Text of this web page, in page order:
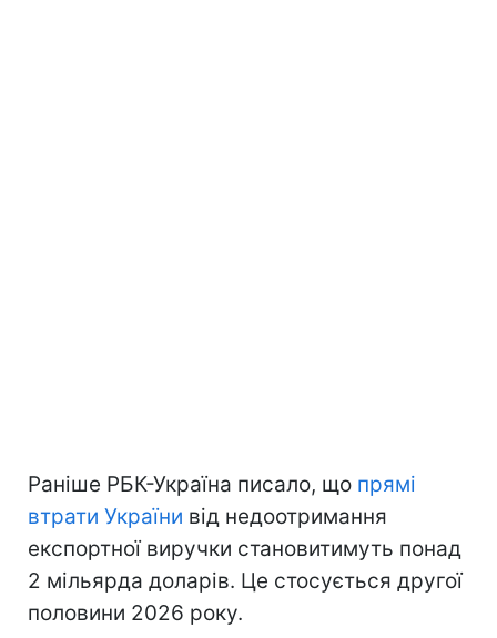
Раніше РБК-Україна писало, що прямі
втрати України від недоотримання
експортної виручки становитимуть понад
2 мільярда доларів. Це стосується другої
половини 2026 року.